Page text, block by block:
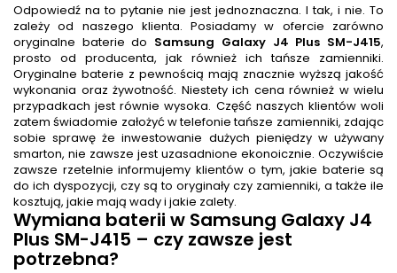
Odpowiedź na to pytanie nie jest jednoznaczna. I tak, i nie. To
zależy od naszego klienta. Posiadamy w ofercie zarówno
oryginalne baterie do Samsung Galaxy J4 Plus SM-J415,
prosto od producenta, jak również ich tańsze zamienniki.
Oryginalne baterie z pewnością mają znacznie wyższą jakość
wykonania oraz żywotność. Niestety ich cena również w wielu
przypadkach jest równie wysoka. Część naszych klientów woli
zatem świadomie założyć w telefonie tańsze zamienniki, zdając
sobie sprawę że inwestowanie dużych pieniędzy w używany
smarton, nie zawsze jest uzasadnione ekonoicznie. Oczywiście
zawsze rzetelnie informujemy klientów o tym, jakie baterie są
do ich dyspozycji, czy są to oryginały czy zamienniki, a także ile
kosztują, jakie mają wady i jakie zalety.
Wymiana baterii w Samsung Galaxy J4
Plus SM-J415 – czy zawsze jest
potrzebna?